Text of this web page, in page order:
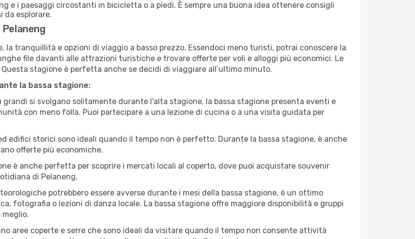
e i paesaggi circostanti in bicicletta o a piedi. È sempre una buona idea ottenere consigli
da esplorare.
la tranquillità e opzioni di viaggio a basso prezzo. Essendoci meno turisti, potrai conoscere la
file davanti alle attrazioni turistiche e trovare offerte per voli e alloggi più economici. Le
stagione è perfetta anche se decidi di viaggiare all’ultimo minuto.
la bassa stagione:
grandi si svolgano solitamente durante l'alta stagione, la bassa stagione presenta eventi e
con meno folla. Puoi partecipare a una lezione di cucina o a una visita guidata per
edifici storici sono ideali quando il tempo non è perfetto. Durante la bassa stagione, è anche
offerte più economiche.
è anche perfetta per scoprire i mercati locali al coperto, dove puoi acquistare souvenir
di Pelaneng.
potrebbero essere avverse durante i mesi della bassa stagione, è un ottimo
fotografia o lezioni di danza locale. La bassa stagione offre maggiore disponibilità e gruppi
aree coperte e serre che sono ideali da visitare quando il tempo non consente attività